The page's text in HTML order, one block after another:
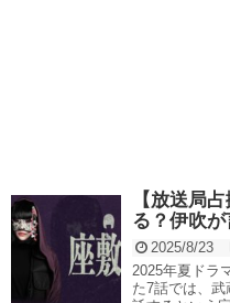
【放送局
る？伊吹
2025/8/23
2025年夏ドラ
た7話では、